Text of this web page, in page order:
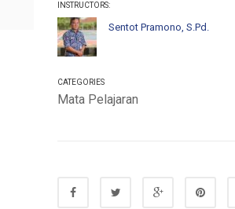
INSTRUCTORS:
Sentot Pramono, S.Pd.
CATEGORIES
Mata Pelajaran